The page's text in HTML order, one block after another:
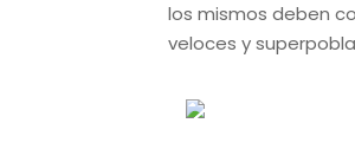
los mismos deben
veloces y